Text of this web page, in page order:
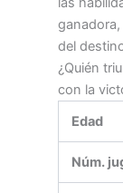
del
¿Quién
con la
Edad
Núm.